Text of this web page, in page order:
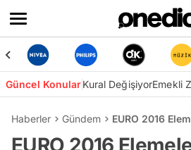
Güncel KonularKural DeğişiyorEmekli
Haberler Gündem EURO 2016
EURO 2016